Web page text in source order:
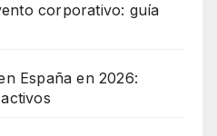
corporativo: guía
España en 2026: